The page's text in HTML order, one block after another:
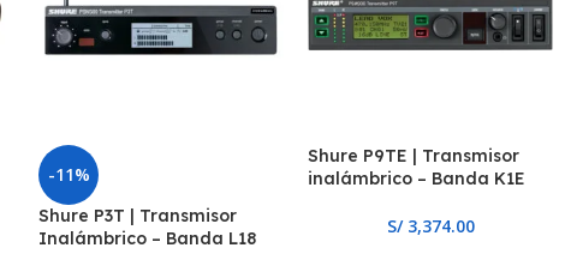
-11%
Shure P3T | Transmisor
Inalámbrico – Banda L18
Shure P9TE | Transmisor
inalámbrico – Banda K1E
S/3,374.00